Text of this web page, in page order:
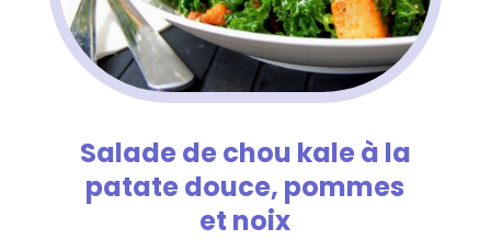
Salade de chou kale à la
patate douce, pommes
et noix